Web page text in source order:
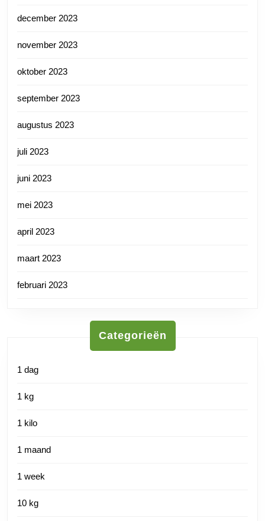
december 2023
november 2023
oktober 2023
september 2023
augustus 2023
juli 2023
juni 2023
mei 2023
april 2023
maart 2023
februari 2023
Categorieën
1 dag
1 kg
1 kilo
1 maand
1 week
10 kg